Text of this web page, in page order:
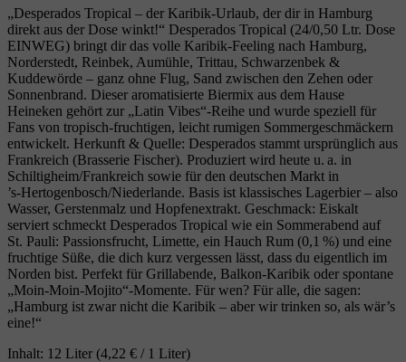
„Desperados Tropical – der Karibik‑Urlaub, der dir in Hamburg
direkt aus der Dose winkt!“ Desperados Tropical (24/0,50 Ltr. Dose
EINWEG) bringt dir das volle Karibik‑Feeling nach Hamburg,
Norderstedt, Reinbek, Aumühle, Trittau, Schwarzenbek &
Kuddewörde – ganz ohne Flug, Sand zwischen den Zehen oder
Sonnenbrand. Dieser aromatisierte Biermix aus dem Hause
Heineken gehört zur „Latin Vibes“-Reihe und wurde speziell für
Fans von tropisch‑fruchtigen, leicht rumigen Sommergeschmäckern
entwickelt. Herkunft & Quelle: Desperados stammt ursprünglich aus
Frankreich (Brasserie Fischer). Produziert wird heute u. a. in
Schiltigheim/Frankreich sowie für den deutschen Markt in
’s‑Hertogenbosch/Niederlande. Basis ist klassisches Lagerbier – also
Wasser, Gerstenmalz und Hopfenextrakt. Geschmack: Eiskalt
serviert schmeckt Desperados Tropical wie ein Sommerabend auf
St. Pauli: Passionsfrucht, Limette, ein Hauch Rum (0,1 %) und eine
fruchtige Süße, die dich kurz vergessen lässt, dass du eigentlich im
Norden bist. Perfekt für Grillabende, Balkon‑Karibik oder spontane
„Moin‑Moin‑Mojito“-Momente. Für wen? Für alle, die sagen:
„Hamburg ist zwar nicht die Karibik – aber wir trinken so, als wär’s
eine!“
Inhalt: 12 Liter (4,22 € / 1 Liter)